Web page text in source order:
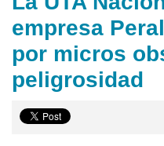
empresa
por micros
peligrosidad